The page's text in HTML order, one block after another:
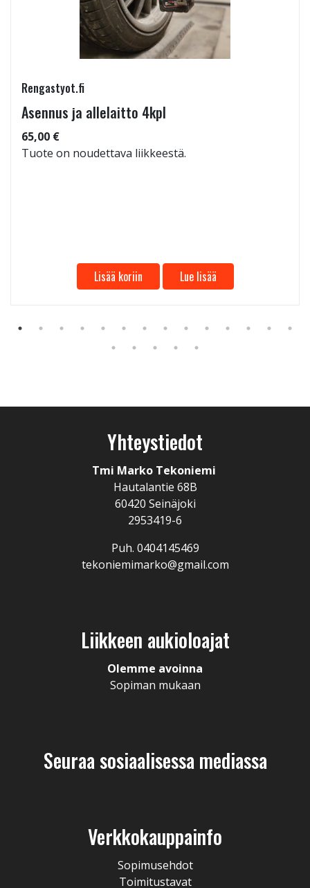
Rengastyot.fi
Asennus ja allelaitto 4kpl
65,00 €
Tuote on noudettava liikkeestä.
Lisää koriin Lue lisää
Yhteystiedot
Tmi Marko Tekoniemi
Hautalantie 68B
60420 Seinäjoki
2953419-6
Puh. 0404145469
tekoniemimarko@gmail.com
Liikkeen aukioloajat
Olemme avoinna
Sopiman mukaan
Seuraa sosiaalisessa mediassa
Verkkokauppainfo
Sopimusehdot
Toimitustavat